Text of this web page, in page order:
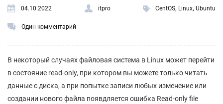
04.10.2022 itpro CentOS, Linux, Ubuntu
Один комментарий
В некоторый случаях файловая система в Linux может перейти
в состояние read-only, при котором вы можете только читать
данные с диска, а при попытке записи любых изменение или
создании нового файла появдляется ошибка Read-only file